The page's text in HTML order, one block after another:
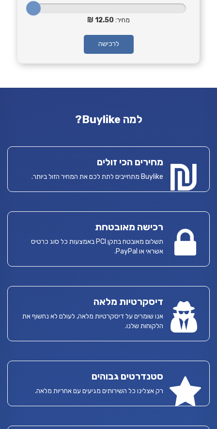
מחיר: 12.50
לרכישה
למה Buylike?
מחירים הכי זולים
Buylike מתחייבים לתת לכם את המחיר הזול ביותר.
רכישה מאובטחת
תשלום מאובטח בתקן PCI באמצעות כל סוג כרטיס
אשראי או PayPal.
דיסקרטיות מלאה
אנו שומרים על דיסקרטיות מלאה, לעולם לא נחשוף את
הלקוחות שלנו.
סטנדרטים גבוהים
רק אצלינו כל השירותים מגיעים עם אחריות מלאה.